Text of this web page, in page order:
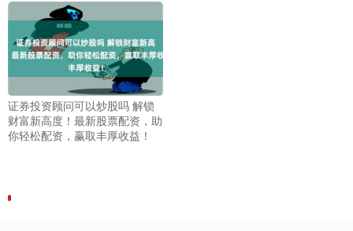
证券投资顾问可以炒股吗 解锁
财富新高度！最新股票配资，助
你轻松配资，赢取丰厚收益！